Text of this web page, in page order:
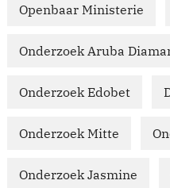
Openbaar Ministerie
Onderzoek Aruba
Onderzoek Edobet
Onderzoek Mitte
Onderzoek Jasmine